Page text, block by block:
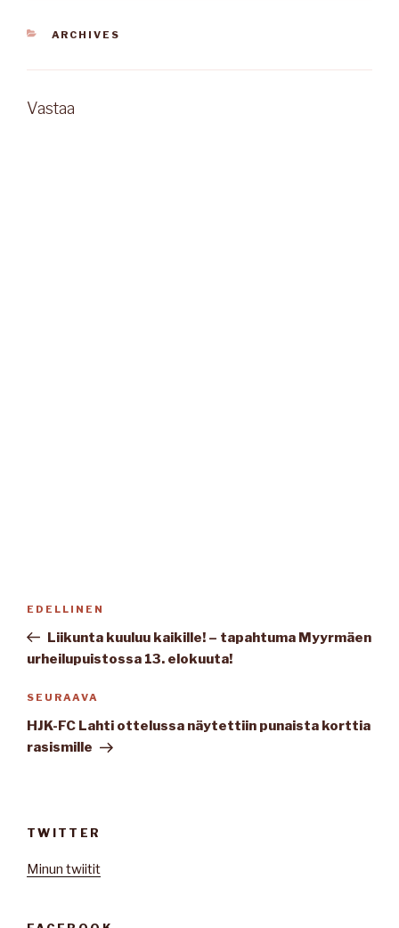
KATEGORIAT
ARCHIVES
Vastaa
Edellinen
artikkeli
EDELLINEN
Liikunta kuuluu kaikille! – tapahtuma Myyrmäen
urheilupuistossa 13. elokuuta!
Seuraava
artikkeli
SEURAAVA
HJK-FC Lahti ottelussa näytettiin punaista korttia
rasismille
TWITTER
Minun twiitit